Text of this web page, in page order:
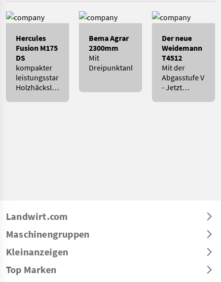
Hercules
Fusion M175
DS
kompakter
leistungsstarker
Holzhäckslerhydr.
Einzugswalze(n),
Bema Agrar
2300mm
Mit
Dreipunktanbau
Der neue
Weidemann
T4512
Mit der
Abgasstufe V
- Jetzt
Landwirt.com
Maschinengruppen
Kleinanzeigen
Top Marken